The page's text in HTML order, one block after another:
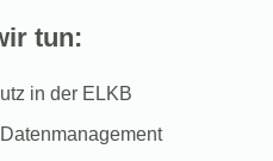
tun:
in der ELKB